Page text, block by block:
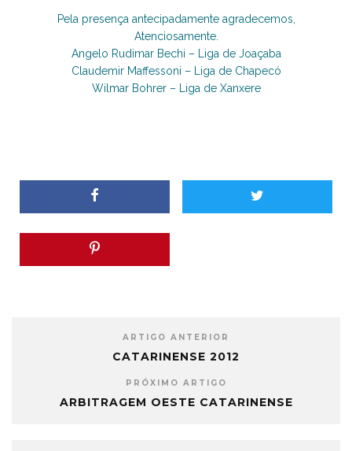
Pela presença antecipadamente agradecemos,
Atenciosamente.
Angelo Rudimar Bechi – Liga de Joaçaba
Claudemir Maffessoni – Liga de Chapecó
Wilmar Bohrer – Liga de Xanxere
ARTIGO ANTERIOR
CATARINENSE 2012
PRÓXIMO ARTIGO
ARBITRAGEM OESTE CATARINENSE